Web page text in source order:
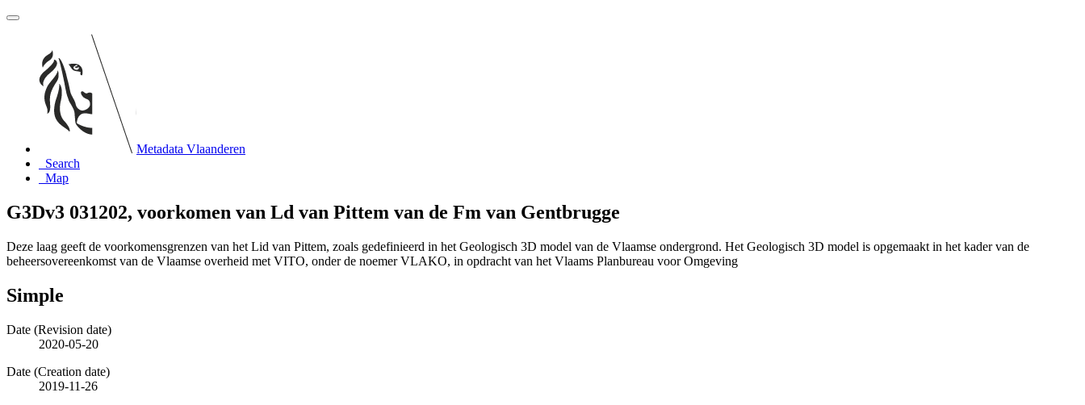
Metadata Vlaanderen
Search
Map
G3Dv3 031202, voorkomen van Ld van Pittem van de Fm van Gentbrugge
Deze laag geeft de voorkomensgrenzen van het Lid van Pittem, zoals gedefinieerd in het Geologisch 3D model van de Vlaamse ondergrond. Het Geologisch 3D model is opgemaakt in het kader van de
beheersovereenkomst van de Vlaamse overheid met VITO, onder de noemer VLAKO, in opdracht van het Vlaams Planbureau voor Omgeving
Simple
Date (Revision date)
2020-05-20
Date (Creation date)
2019-11-26